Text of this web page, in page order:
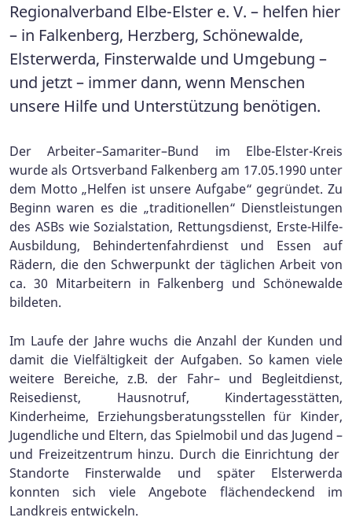
Regionalverband Elbe-Elster e. V. – helfen hier
– in Falkenberg, Herzberg, Schönewalde,
Elsterwerda, Finsterwalde und Umgebung –
und jetzt – immer dann, wenn Menschen
unsere Hilfe und Unterstützung benötigen.
Der Arbeiter–Samariter–Bund im Elbe-Elster-Kreis
wurde als Ortsverband Falkenberg am 17.05.1990 unter
dem Motto „Helfen ist unsere Aufgabe“ gegründet. Zu
Beginn waren es die „traditionellen“ Dienstleistungen
des ASBs wie Sozialstation, Rettungsdienst, Erste-Hilfe-
Ausbildung, Behindertenfahrdienst und Essen auf
Rädern, die den Schwerpunkt der täglichen Arbeit von
ca. 30 Mitarbeitern in Falkenberg und Schönewalde
bildeten.
Im Laufe der Jahre wuchs die Anzahl der Kunden und
damit die Vielfältigkeit der Aufgaben. So kamen viele
weitere Bereiche, z.B. der Fahr– und Begleitdienst,
Reisedienst, Hausnotruf, Kindertagesstätten,
Kinderheime, Erziehungsberatungsstellen für Kinder,
Jugendliche und Eltern, das Spielmobil und das Jugend –
und Freizeitzentrum hinzu. Durch die Einrichtung der
Standorte Finsterwalde und später Elsterwerda
konnten sich viele Angebote flächendeckend im
Landkreis entwickeln.